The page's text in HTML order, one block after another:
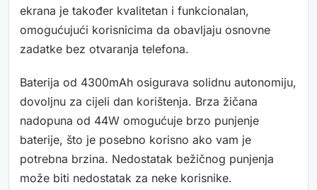
ekrana je također kvalitetan i funkcionalan,
omogućujući korisnicima da obavljaju osnovne
zadatke bez otvaranja telefona.
Baterija od 4300mAh osigurava solidnu autonomiju,
dovoljnu za cijeli dan korištenja. Brza žičana
nadopuna od 44W omogućuje brzo punjenje
baterije, što je posebno korisno ako vam je
potrebna brzina. Nedostatak bežičnog punjenja
može biti nedostatak za neke korisnike.